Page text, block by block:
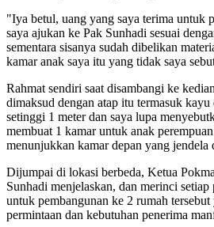
"Iya betul, uang yang saya terima untuk
saya ajukan ke Pak Sunhadi sesuai
sementara sisanya sudah dibelikan
kamar anak saya itu yang tidak saya
Rahmat sendiri saat disambangi ke
dimaksud dengan atap itu termasuk kayu
setinggi 1 meter dan saya lupa
membuat 1 kamar untuk anak
menunjukkan kamar depan yang jendela
Dijumpai di lokasi berbeda, Ketua
Sunhadi menjelaskan, dan merinci
untuk pembangunan ke 2 rumah
permintaan dan kebutuhan penerima